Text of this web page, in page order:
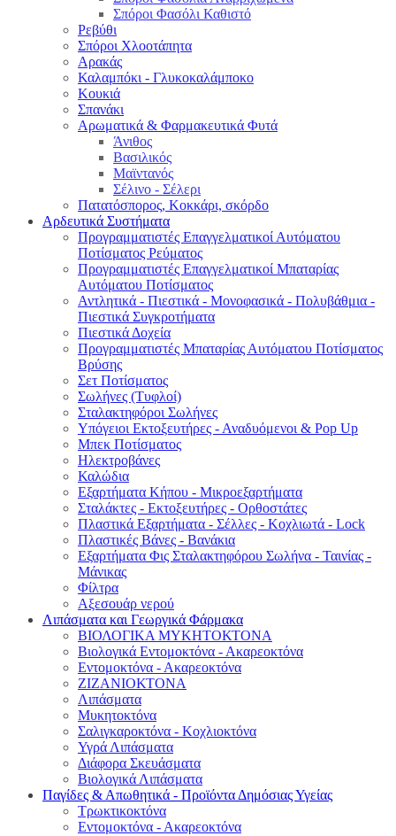
Σπόροι Φασόλι Καθιστό
Ρεβύθι
Σπόροι Χλοοτάπητα
Αρακάς
Καλαμπόκι - Γλυκοκαλάμποκο
Κουκιά
Σπανάκι
Αρωματικά & Φαρμακευτικά Φυτά
Άνιθος
Βασιλικός
Μαϊντανός
Σέλινο - Σέλερι
Πατατόσπορος, Κοκκάρι, σκόρδο
Αρδευτικά Συστήματα
Προγραμματιστές Επαγγελματικοί Αυτόματου
Ποτίσματος Ρεύματος
Προγραμματιστές Επαγγελματικοί Μπαταρίας
Αυτόματου Ποτίσματος
Αντλητικά - Πιεστικά - Μονοφασικά - Πολυβάθμια -
Πιεστικά Συγκροτήματα
Πιεστικά Δοχεία
Προγραμματιστές Μπαταρίας Αυτόματου Ποτίσματος
Βρύσης
Σετ Ποτίσματος
Σωλήνες (Τυφλοί)
Σταλακτηφόροι Σωλήνες
Υπόγειοι Εκτοξευτήρες - Αναδυόμενοι & Pop Up
Μπεκ Ποτίσματος
Ηλεκτροβάνες
Καλώδια
Εξαρτήματα Κήπου - Μικροεξαρτήματα
Σταλάκτες - Εκτοξευτήρες - Ορθοστάτες
Πλαστικά Εξαρτήματα - Σέλλες - Κοχλιωτά - Lock
Πλαστικές Βάνες - Βανάκια
Εξαρτήματα Φις Σταλακτηφόρου Σωλήνα - Ταινίας -
Μάνικας
Φίλτρα
Αξεσουάρ νερού
Λιπάσματα και Γεωργικά Φάρμακα
ΒΙΟΛΟΓΙΚΑ ΜΥΚΗΤΟΚΤΟΝΑ
Βιολογικά Εντομοκτόνα - Ακαρεοκτόνα
Εντομοκτόνα - Ακαρεοκτόνα
ΖΙΖΑΝΙΟΚΤΟΝΑ
Λιπάσματα
Μυκητοκτόνα
Σαλιγκαροκτόνα - Κοχλιοκτόνα
Υγρά Λιπάσματα
Διάφορα Σκευάσματα
Βιολογικά Λιπάσματα
Παγίδες & Απωθητικά - Προϊόντα Δημόσιας Υγείας
Τρωκτικοκτόνα
Εντομοκτόνα - Ακαρεοκτόνα